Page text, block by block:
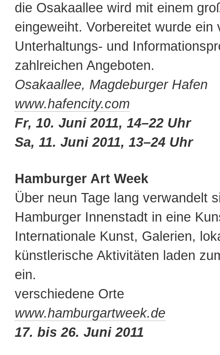
die Osakaallee wird mit einem
eingeweiht. Vorbereitet wurde ein
Unterhaltungs- und
zahlreichen Angeboten.
Osakaallee, Magdeburger Hafen
www.hafencity.com
Fr, 10. Juni 2011, 14–22 Uhr
Sa, 11. Juni 2011, 13–24 Uhr
Hamburger Art Week
Über neun Tage lang verwandelt
Hamburger Innenstadt in eine
Internationale Kunst, Galerien,
künstlerische Aktivitäten laden
ein.
verschiedene Orte
www.hamburgartweek.de
17. bis 26. Juni 2011